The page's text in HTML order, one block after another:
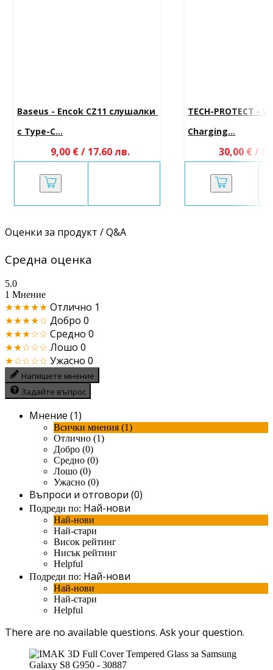
Baseus - Encok CZ11 слушалки
с Type-C...
9,00 € / 17.60 лв.
TECH-PROTECT -
Charging...
30,00 € /
Оценки за продукт / Q&A
Средна оценка
5.0
1 Мнение
★★★★★ Отлично 1
★★★★☆ Добро 0
★★★☆☆ Средно 0
★★☆☆☆ Лошо 0
★☆☆☆☆ Ужасно 0
Напишете мнение
Задайте въпрос
Мнение (1)
Всички мнения (1)
Отлично (1)
Добро (0)
Средно (0)
Лошо (0)
Ужасно (0)
Въпроси и отговори (0)
Подреди по: Най-нови
Най-нови
Най-стари
Висок рейтинг
Нисък рейтинг
Helpful
Подреди по: Най-нови
Най-нови
Най-стари
Helpful
There are no available questions. Ask your question.